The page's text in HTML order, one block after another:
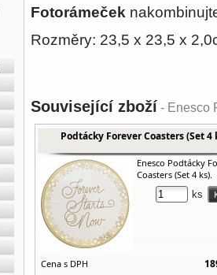
Fotorámeček
Rozměry: 23,5 x 23,5 x
Související zboží - Enesco
Podtácky Forever Coasters (Set 4
Enesco Podtácky
Coasters (Set 4 ks).
ks
Cena s DPH